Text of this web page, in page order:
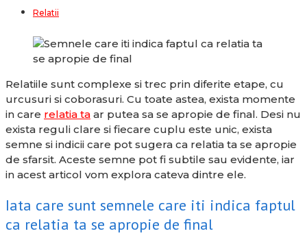
Relatii
Relatiile sunt complexe si trec prin diferite etape, cu
urcusuri si coborasuri. Cu toate astea, exista momente
in care relatia ta ar putea sa se apropie de final. Desi nu
exista reguli clare si fiecare cuplu este unic, exista
semne si indicii care pot sugera ca relatia ta se apropie
de sfarsit. Aceste semne pot fi subtile sau evidente, iar
in acest articol vom explora cateva dintre ele.
Iata care sunt semnele care iti indica faptul
ca relatia ta se apropie de final